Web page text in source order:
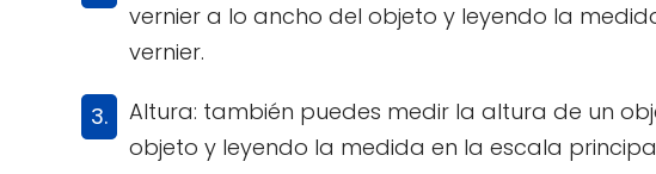
vernier a lo ancho del objeto y leyendo la
vernier.
Altura: también puedes medir la altura de un
objeto y leyendo la medida en la escala